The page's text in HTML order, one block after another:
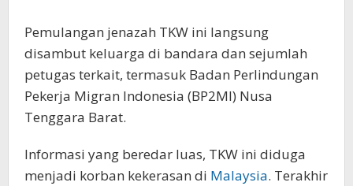
Pemulangan jenazah TKW ini langsung
disambut keluarga di bandara dan sejumlah
petugas terkait, termasuk Badan Perlindungan
Pekerja Migran Indonesia (BP2MI) Nusa
Tenggara Barat.
Informasi yang beredar luas, TKW ini diduga
menjadi korban kekerasan di Malaysia. Terakhir